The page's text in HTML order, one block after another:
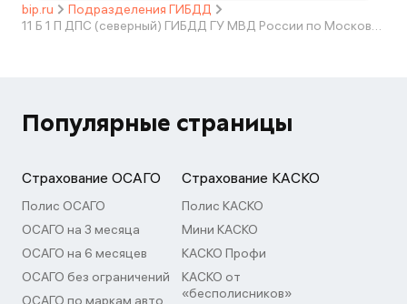
bip.ru
Подразделения ГИБДД
11 Б 1 П ДПС (северный) ГИБДД ГУ МВД России по Московской области
Популярные страницы
Страхование ОСАГО
Полис ОСАГО
ОСАГО на 3 месяца
ОСАГО на 6 месяцев
ОСАГО без ограничений
ОСАГО по маркам авто
Страхование КАСКО
Полис КАСКО
Мини КАСКО
КАСКО Профи
КАСКО от
«бесполисников»